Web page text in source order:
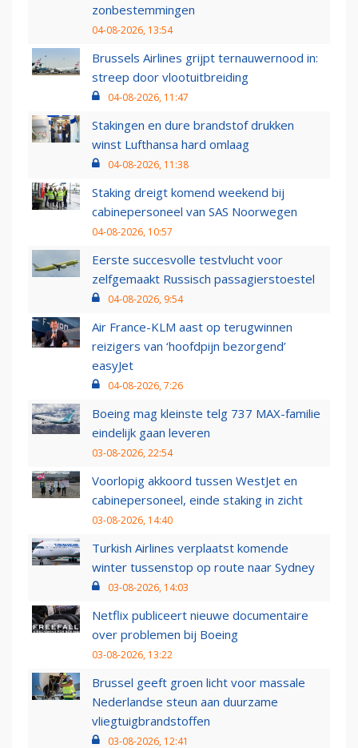
zonbestemmingen
04-08-2026, 13:54
Brussels Airlines grijpt ternauwernood in:
streep door vlootuitbreiding
04-08-2026, 11:47
Stakingen en dure brandstof drukken
winst Lufthansa hard omlaag
04-08-2026, 11:38
Staking dreigt komend weekend bij
cabinepersoneel van SAS Noorwegen
04-08-2026, 10:57
Eerste succesvolle testvlucht voor
zelfgemaakt Russisch passagierstoestel
04-08-2026, 9:54
Air France-KLM aast op terugwinnen
reizigers van ‘hoofdpijn bezorgend’
easyJet
04-08-2026, 7:26
Boeing mag kleinste telg 737 MAX-familie
eindelijk gaan leveren
03-08-2026, 22:54
Voorlopig akkoord tussen WestJet en
cabinepersoneel, einde staking in zicht
03-08-2026, 14:40
Turkish Airlines verplaatst komende
winter tussenstop op route naar Sydney
03-08-2026, 14:03
Netflix publiceert nieuwe documentaire
over problemen bij Boeing
03-08-2026, 13:22
Brussel geeft groen licht voor massale
Nederlandse steun aan duurzame
vliegtuigbrandstoffen
03-08-2026, 12:41